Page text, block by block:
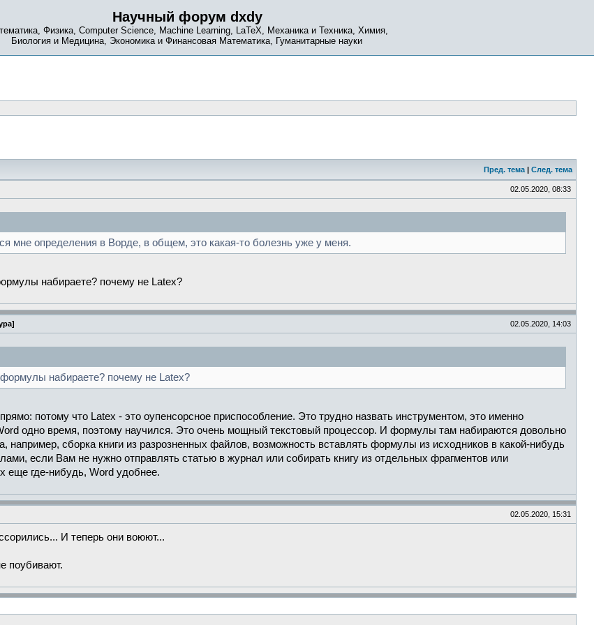
Научный форум dxdy
Физика, Computer Science, Machine Learning, LaTeX, Механика и Техника, Химия,
Биология и Медицина, Экономика и Финансовая Математика, Гуманитарные науки
Пред. тема | След. тема
02.05.2020, 08:33
мне определения в Ворде, в общем, это какая-то болезнь уже у меня.
набираете? почему не Latex?
02.05.2020, 14:03
набираете? почему не Latex?
потому что Latex - это оупенсорсное приспособление. Это трудно назвать инструментом, это именно
одно время, поэтому научился. Это очень мощный текстовый процессор. И формулы там набираются довольно
например, сборка книги из разрозненных файлов, возможность вставлять формулы из исходников в какой-нибудь
если Вам не нужно отправлять статью в журнал или собирать книгу из отдельных фрагментов или
еще где-нибудь, Word удобнее.
02.05.2020, 15:31
И теперь они воюют...
поубивают.